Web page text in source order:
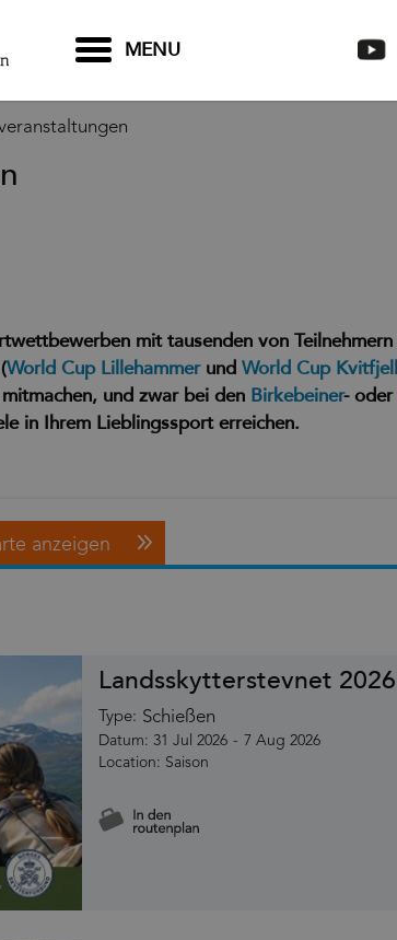
MENU
mit tausenden von
(World Cup Lillehammerund World Cup Kvitfjell
und zwar bei den Birkebeiner- oder
in Ihrem Lieblingssport erreichen.
anzeigen
Landsskytterstevnet 2026
Type: Schießen
31 Jul 2026 - 7 Aug 2026
Saison